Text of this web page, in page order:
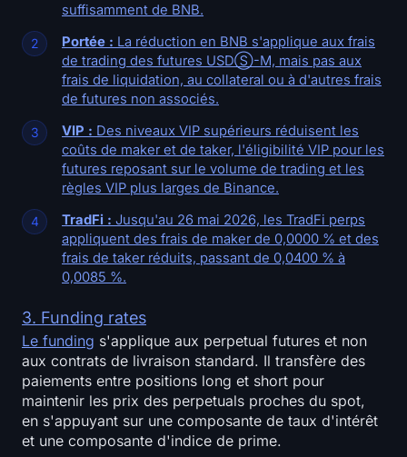
suffisamment de BNB.
Portée : La réduction en BNB s'applique aux frais
de trading des futures USDⓈ-M, mais pas aux
frais de liquidation, au collateral ou à d'autres frais
de futures non associés.
VIP : Des niveaux VIP supérieurs réduisent les
coûts de maker et de taker, l'éligibilité VIP pour les
futures reposant sur le volume de trading et les
règles VIP plus larges de Binance.
TradFi : Jusqu'au 26 mai 2026, les TradFi perps
appliquent des frais de maker de 0,0000 % et des
frais de taker réduits, passant de 0,0400 % à
0,0085 %.
3. Funding rates
Le funding s'applique aux perpetual futures et non
aux contrats de livraison standard. Il transfère des
paiements entre positions long et short pour
maintenir les prix des perpetuals proches du spot,
en s'appuyant sur une composante de taux d'intérêt
et une composante d'indice de prime.